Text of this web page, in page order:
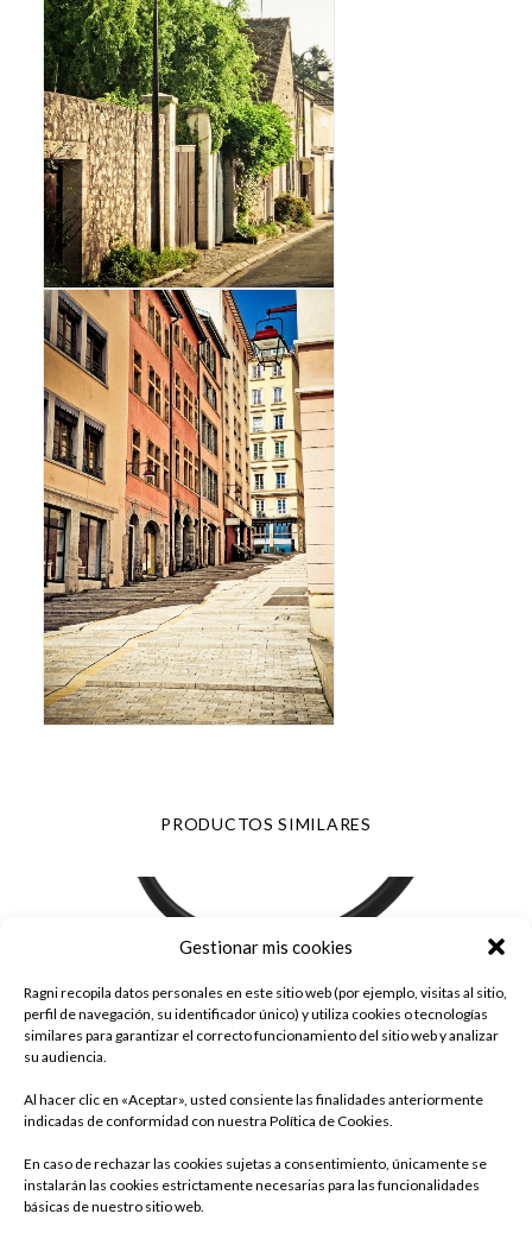
Gestionar mis cookies
Ragni recopila datos personales en este sitio web (por ejemplo, visitas al sitio,
perfil de navegación, su identificador único) y utiliza cookies o tecnologías
similares para garantizar el correcto funcionamiento del sitio web y analizar
su audiencia.
Al hacer clic en «Aceptar», usted consiente las finalidades anteriormente
indicadas de conformidad con nuestra Política de Cookies.
En caso de rechazar las cookies sujetas a consentimiento, únicamente se
instalarán las cookies estrictamente necesarias para las funcionalidades
básicas de nuestro sitio web.
PRODUCTOS SIMILARES